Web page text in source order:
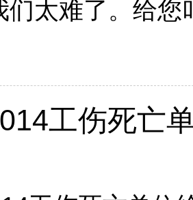
们太难了。给您
工伤死亡